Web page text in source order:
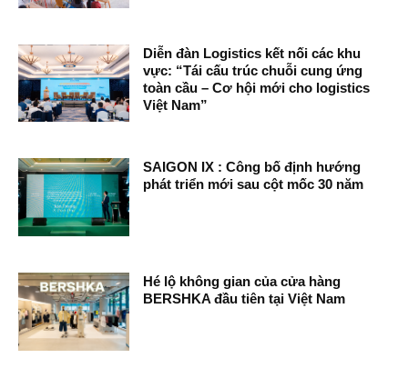
Diễn đàn Logistics kết nối các khu
vực: “Tái cấu trúc chuỗi cung ứng
toàn cầu – Cơ hội mới cho logistics
Việt Nam”
SAIGON IX : Công bố định hướng
phát triển mới sau cột mốc 30 năm
Hé lộ không gian của cửa hàng
BERSHKA đầu tiên tại Việt Nam